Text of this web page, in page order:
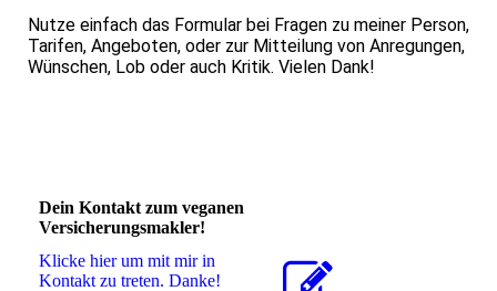
Nutze einfach das Formular bei Fragen zu meiner Person,
Tarifen, Angeboten, oder zur Mitteilung von Anregungen,
Wünschen, Lob oder auch Kritik. Vielen Dank!
Dein Kontakt zum veganen
Versicherungsmakler!
Klicke hier um mit mir in
Kontakt zu treten. Danke!